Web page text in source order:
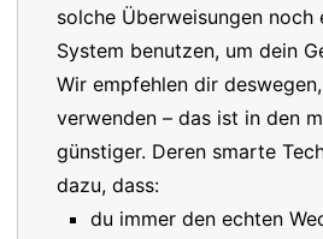
solche Überweisungen noch
System benutzen, um dein
Wir empfehlen dir deswegen,
verwenden – das ist in den
günstiger. Deren smarte
dazu, dass:
du immer den echten